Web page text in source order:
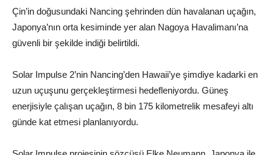
Çin’in doğusundaki Nancing şehrinden dün havalanan uçağın,
Japonya’nın orta kesiminde yer alan Nagoya Havalimanı’na
güvenli bir şekilde indiği belirtildi.
Solar Impulse 2’nin Nancing’den Hawaii’ye şimdiye kadarki en
uzun uçuşunu gerçekleştirmesi hedefleniyordu. Güneş
enerjisiyle çalışan uçağın, 8 bin 175 kilometrelik mesafeyi altı
günde kat etmesi planlanıyordu.